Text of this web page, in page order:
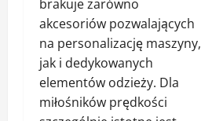
brakuje zarówno
akcesoriów pozwalających
na personalizację maszyny,
jak i dedykowanych
elementów odzieży. Dla
miłośników prędkości